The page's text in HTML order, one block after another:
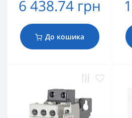
6 438.74 грн
До кошика